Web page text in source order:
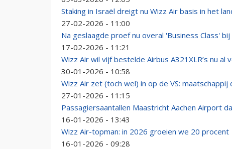
Staking in Israël dreigt nu Wizz Air basis in het
27-02-2026 - 11:00
Na geslaagde proef nu overal 'Business Class' bij
17-02-2026 - 11:21
Wizz Air wil vijf bestelde Airbus A321XLR’s nu al
30-01-2026 - 10:58
Wizz Air zet (toch wel) in op de VS: maatschappij
27-01-2026 - 11:15
Passagiersaantallen Maastricht Aachen Airport
16-01-2026 - 13:43
Wizz Air-topman: in 2026 groeien we 20 procent
16-01-2026 - 09:28